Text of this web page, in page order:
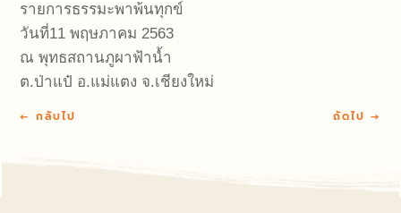
รายการธรรมะพาพ้นทุกข์
วันที่11 พฤษภาคม 2563
ณ พุทธสถานภูผาฟ้าน้ำ
ต.ป่าแป๋ อ.แม่แตง จ.เชียงใหม่
←กลับไป ถัดไป →